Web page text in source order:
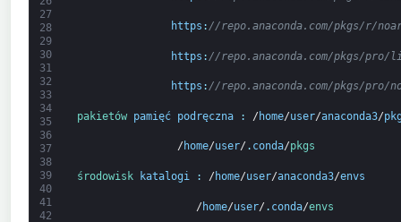
27
28
29
30
31
32
33
34
35
36
37
38
39
40
41
42
https : //repo.anaconda.com/pkgs/r/
https : //repo.anaconda.com/pkgs/pro/
https : //repo.anaconda.com/pkgs/pro/
pakietów pamięć podręczna : / home/user/anaconda3/
/ home/user/ . conda/pkgs
środowisk katalogi : / home/user/anaconda3/envs
/ home/user/ . conda/envs